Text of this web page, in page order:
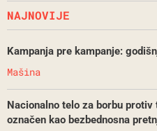
NAJNOVIJE
Kampanja pre kampanje:
Mašina
Nacionalno telo za borbu
označen kao bezbednosna